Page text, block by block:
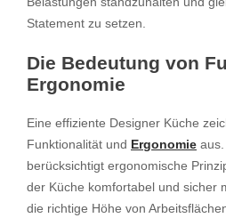
Statement zu setzen.
Die Bedeutung von
Ergonomie
Eine effiziente Designer Küche
Funktionalität und Ergonomie
berücksichtigt ergonomische
der Küche komfortabel und sicher
die richtige Höhe von